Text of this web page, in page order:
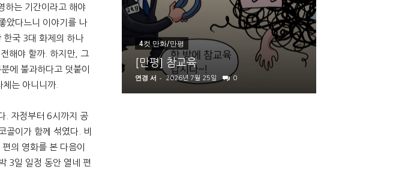
하는 기간이라고 해야
았다느니 이야기를 나
한국 3대 화제의 하나
해야 할까. 하지만, 그
에 불과하다고 덧붙이
는 아니니까.
. 자정부터 6시까지 공
골이가 함께 섞였다. 비
의 영화를 본 다음이
3일 일정 동안 열네 편
4컷 만화/만평
[만평] 참교육
연경 서 - 2026년 7월 25일 0